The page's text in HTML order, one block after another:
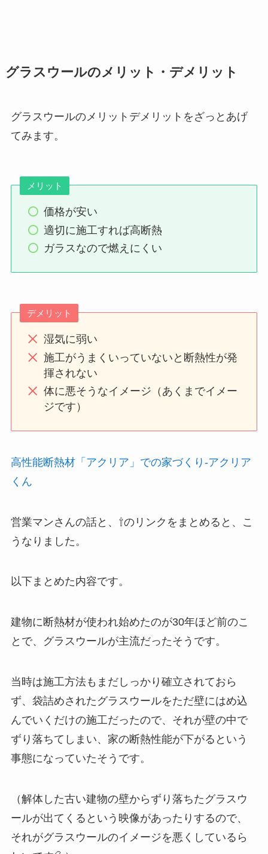
グラスウールのメリット・デメリット
グラスウールのメリットデメリットをざっとあげ
てみます。
メリット
価格が安い
適切に施工すれば高断熱
ガラスなので燃えにくい
デメリット
湿気に弱い
施工がうまくいっていないと断熱性が発
揮されない
体に悪そうなイメージ（あくまでイメー
ジです）
高性能断熱材「アクリア」での家づくり-アクリア
くん
営業マンさんの話と、⇧のリンクをまとめると、こ
うなりました。
以下まとめた内容です。
建物に断熱材が使われ始めたのが30年ほど前のこ
とで、グラスウールが主流だったそうです。
当時は施工方法もまだしっかり確立されておら
ず、袋詰めされたグラスウールをただ壁にはめ込
んでいくだけの施工だったので、それが壁の中で
ずり落ちてしまい、家の断熱性能が下がるという
事態になっていたそうです。
（解体した古い建物の壁からずり落ちたグラスウ
ールが出てくるという映像があったりするので、
それがグラスウールのイメージを悪くしているら